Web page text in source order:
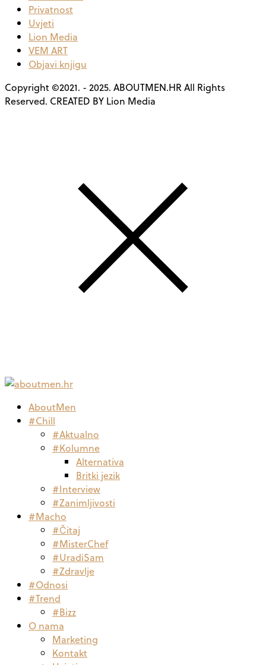
Privatnost
Uvjeti
Lion Media
VEM ART
Objavi knjigu
Copyright ©2021. - 2025. ABOUTMEN.HR All Rights
Reserved. CREATED BY Lion Media
AboutMen
#Chill
#Aktualno
#Kolumne
Alternativa
Britki jezik
#Interview
#Zanimljivosti
#Macho
#Čitaj
#MisterChef
#UradiSam
#Zdravlje
#Odnosi
#Trend
#Bizz
O nama
Marketing
Kontakt